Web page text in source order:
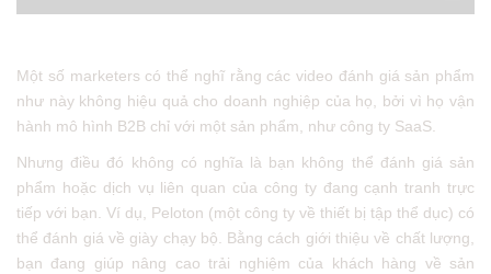
Một số marketers có thể nghĩ rằng các video đánh giá sản phẩm
như này không hiệu quả cho doanh nghiệp của họ, bởi vì họ vận
hành mô hình B2B chỉ với một sản phẩm, như công ty SaaS.
Nhưng điều đó không có nghĩa là bạn không thể đánh giá sản
phẩm hoặc dịch vụ liên quan của công ty đang cạnh tranh trực
tiếp với bạn. Ví dụ, Peloton (một công ty về thiết bị tập thể dục) có
thể đánh giá về giày chạy bộ. Bằng cách giới thiệu về chất lượng,
bạn đang giúp nâng cao trải nghiệm của khách hàng về sản